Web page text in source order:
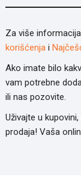
Za više
korišćenja i
Ako imate bilo
vam potrebne
ili nas pozovite.
Uživajte u
prodaja! Vaša